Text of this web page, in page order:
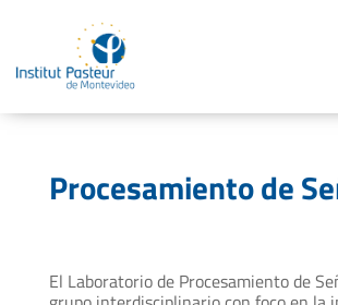
Procesamiento de
El Laboratorio de Procesamiento de